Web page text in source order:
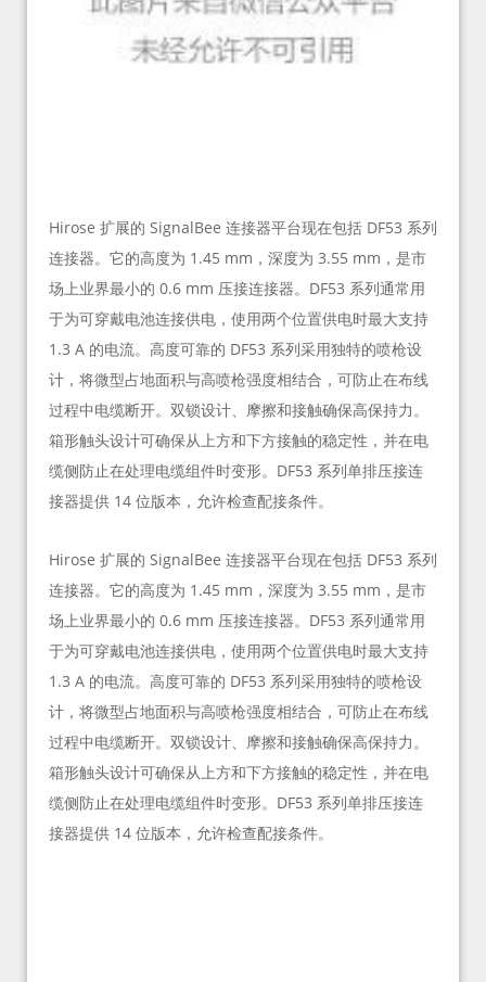
Hirose 扩展的 SignalBee 连接器平台现在包括 DF53 系列
连接器。它的高度为 1.45 mm，深度为 3.55 mm，是市
场上业界最小的 0.6 mm 压接连接器。DF53 系列通常用
于为可穿戴电池连接供电，使用两个位置供电时最大支持
1.3 A 的电流。高度可靠的 DF53 系列采用独特的喷枪设
计，将微型占地面积与高喷枪强度相结合，可防止在布线
过程中电缆断开。双锁设计、摩擦和接触确保高保持力。
箱形触头设计可确保从上方和下方接触的稳定性，并在电
缆侧防止在处理电缆组件时变形。DF53 系列单排压接连
接器提供 14 位版本，允许检查配接条件。
Hirose 扩展的 SignalBee 连接器平台现在包括 DF53 系列
连接器。它的高度为 1.45 mm，深度为 3.55 mm，是市
场上业界最小的 0.6 mm 压接连接器。DF53 系列通常用
于为可穿戴电池连接供电，使用两个位置供电时最大支持
1.3 A 的电流。高度可靠的 DF53 系列采用独特的喷枪设
计，将微型占地面积与高喷枪强度相结合，可防止在布线
过程中电缆断开。双锁设计、摩擦和接触确保高保持力。
箱形触头设计可确保从上方和下方接触的稳定性，并在电
缆侧防止在处理电缆组件时变形。DF53 系列单排压接连
接器提供 14 位版本，允许检查配接条件。